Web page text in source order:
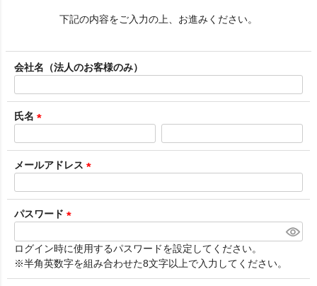
下記の内容をご入力の上、お進みください。
会社名（法人のお客様のみ）
氏名
必
須
メールアドレス
必
パスワード
必
須
)
ログイン時に使用するパスワードを設定してください。
※半角英数字を組み合わせた8文字以上で入力してください。